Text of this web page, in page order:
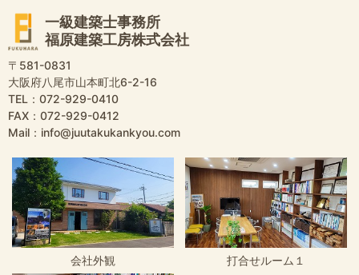
一級建築士事務所
福原建築工房株式会社
〒581-0831
大阪府八尾市山本町北6-2-16
TEL：072-929-0410
FAX：072-929-0412
Mail：info@juutakukankyou.com
会社外観 打合せルーム１